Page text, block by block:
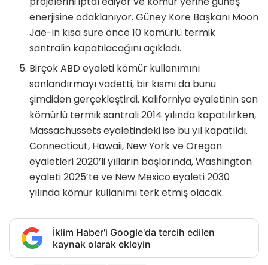
enerjisine odaklanıyor. Güney Kore Başkanı Moon
Jae-in kısa süre önce 10 kömürlü termik
santralin kapatılacağını açıkladı.
Birçok ABD eyaleti kömür kullanımını
sonlandırmayı vadetti, bir kısmı da bunu
şimdiden gerçekleştirdi. Kaliforniya eyaletinin son
kömürlü termik santrali 2014 yılında kapatılırken,
Massachussets eyaletindeki ise bu yıl kapatıldı.
Connecticut, Hawaii, New York ve Oregon
eyaletleri 2020’li yılların başlarında, Washington
eyaleti 2025’te ve New Mexico eyaleti 2030
yılında kömür kullanımı terk etmiş olacak.
İklim Haber'i Google'da tercih edilen
kaynak olarak ekleyin